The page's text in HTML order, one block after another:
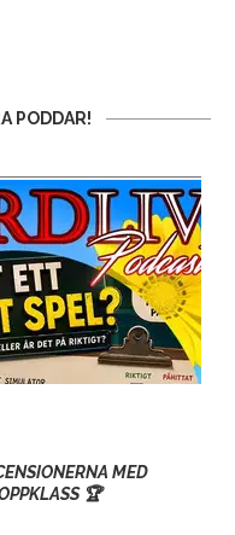
PODDAR!
MED
🏆